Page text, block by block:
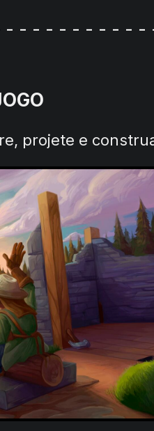
- - - - - - - - - -
projete e